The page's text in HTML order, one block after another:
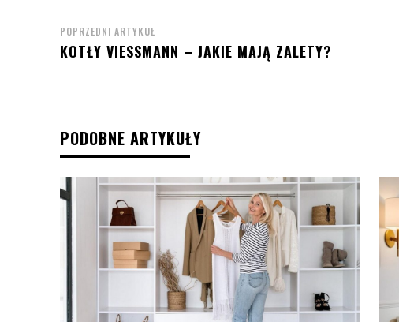
POPRZEDNI ARTYKUŁ
KOTŁY VIESSMANN – JAKIE MAJĄ ZALETY?
PODOBNE ARTYKUŁY